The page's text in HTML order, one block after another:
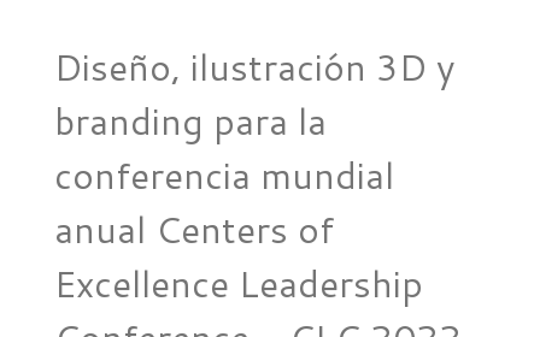
Diseño, ilustración 3D y
branding para la
conferencia mundial
anual Centers of
Excellence Leadership